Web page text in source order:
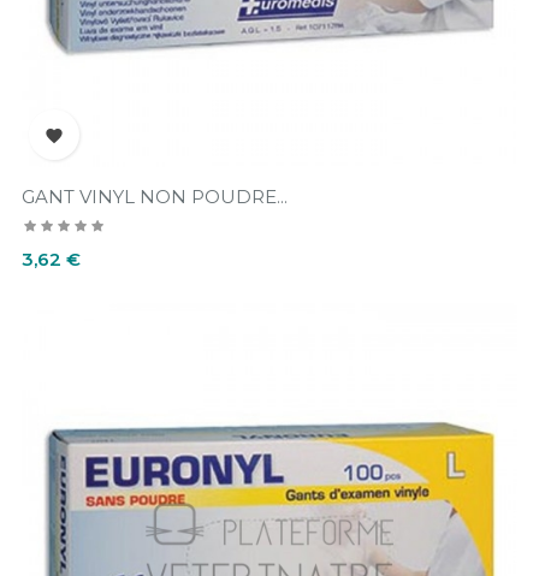

GANT VINYL NON POUDRE...
Prix
3,62 €